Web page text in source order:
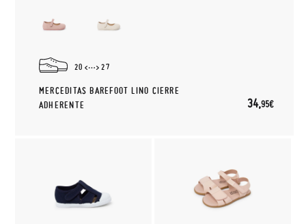
20 27
MERCEDITAS BAREFOOT LINO CIERRE
ADHERENTE
34,95€